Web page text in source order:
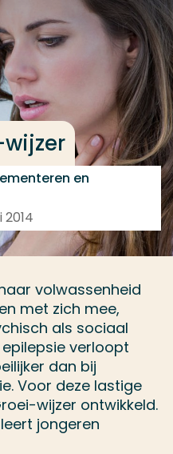
en
volwassenheid
met zich mee,
als sociaal
verloopt
dan bij
Voor deze lastige
wijzer ontwikkeld.
jongeren